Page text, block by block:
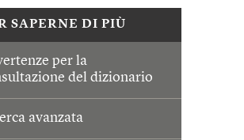
SAPERNE DI PIÙ
per la
del dizionario
avanzata